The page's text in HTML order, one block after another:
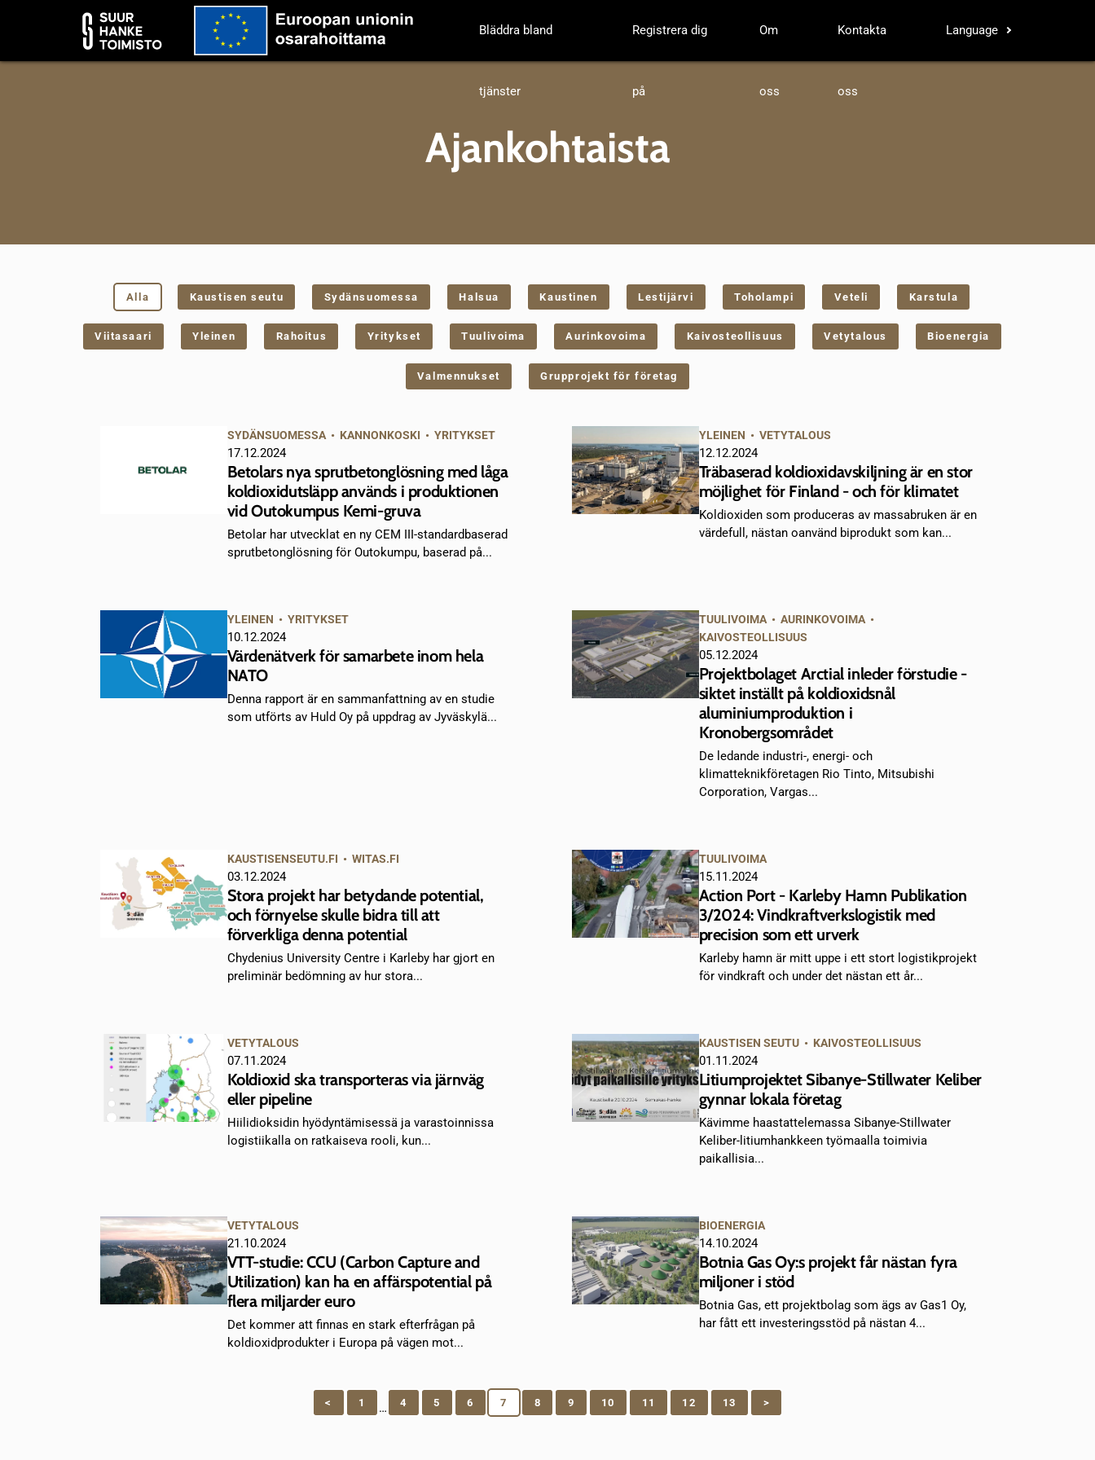
Bläddra bland
tjänster
Registrera dig
på
Om
oss
Kontakta
oss
Language
Ajankohtaista
Alla Kaustisen seutu Sydänsuomessa Halsua Kaustinen Lestijärvi Toholampi Veteli Karstula
Viitasaari Yleinen Rahoitus Yritykset Tuulivoima Aurinkovoima Kaivosteollisuus Vetytalous Bioenergia
Valmennukset Grupprojekt för företag
SYDÄNSUOMESSA• KANNONKOSKI • YRITYKSET
17.12.2024
Betolars nya sprutbetonglösning med låga
koldioxidutsläpp används i produktionen
vid Outokumpus Kemi-gruva
Betolar har utvecklat en ny CEM III-standardbaserad
sprutbetonglösning för Outokumpu, baserad på...
YLEINEN • VETYTALOUS
12.12.2024
Träbaserad koldioxidavskiljning är en stor
möjlighet för Finland - och för klimatet
Koldioxiden som produceras av massabruken är en
värdefull, nästan oanvänd biprodukt som kan...
YLEINEN • YRITYKSET
10.12.2024
Värdenätverk för samarbete inom hela
NATO
Denna rapport är en sammanfattning av en studie
som utförts av Huld Oy på uppdrag av Jyväskylä...
TUULIVOIMA• AURINKOVOIMA•
KAIVOSTEOLLISUUS
05.12.2024
Projektbolaget Arctial inleder förstudie -
siktet inställt på koldioxidsnål
aluminiumproduktion i
Kronobergsområdet
De ledande industri-, energi- och
klimatteknikföretagen Rio Tinto, Mitsubishi
Corporation, Vargas...
KAUSTISENSEUTU.FI • WITAS.FI
03.12.2024
Stora projekt har betydande potential,
och förnyelse skulle bidra till att
förverkliga denna potential
Chydenius University Centre i Karleby har gjort en
preliminär bedömning av hur stora...
TUULIVOIMA
15.11.2024
Action Port - Karleby Hamn Publikation
3/2024: Vindkraftverkslogistik med
precision som ett urverk
Karleby hamn är mitt uppe i ett stort logistikprojekt
för vindkraft och under det nästan ett år...
VETYTALOUS
07.11.2024
Koldioxid ska transporteras via järnväg
eller pipeline
Hiilidioksidin hyödyntämisessä ja varastoinnissa
logistiikalla on ratkaiseva rooli, kun...
KAUSTISEN SEUTU• KAIVOSTEOLLISUUS
01.11.2024
Litiumprojektet Sibanye-Stillwater Keliber
gynnar lokala företag
Kävimme haastattelemassa Sibanye-Stillwater
Keliber-litiumhankkeen työmaalla toimivia
paikallisia...
VETYTALOUS
21.10.2024
VTT-studie: CCU (Carbon Capture and
Utilization) kan ha en affärspotential på
flera miljarder euro
Det kommer att finnas en stark efterfrågan på
koldioxidprodukter i Europa på vägen mot...
BIOENERGIA
14.10.2024
Botnia Gas Oy:s projekt får nästan fyra
miljoner i stöd
Botnia Gas, ett projektbolag som ägs av Gas1 Oy,
har fått ett investeringsstöd på nästan 4...
< 1 … 4 5 6 7 8 9 10 11 12 13 >